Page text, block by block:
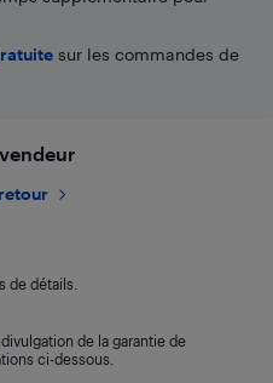
sur les commandes de
de détails.
de la garantie de
ci-dessous.